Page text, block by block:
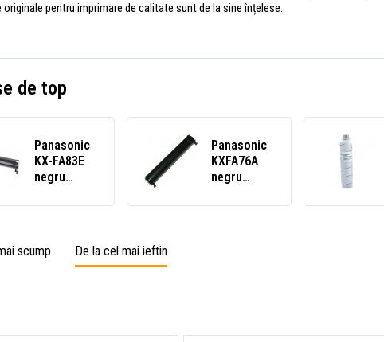
originale pentru imprimare de calitate sunt de la sine înțelese.
de top
Panasonic
KX-FA83E
negru
toner
Panasonic
KXFA76A
negru
toner
scump
De la cel mai ieftin